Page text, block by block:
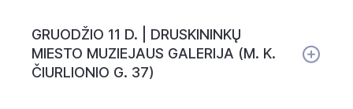
GRUODŽIO 11 D. | DRUSKININKŲ
MIESTO MUZIEJAUS GALERIJA (M. K.
ČIURLIONIO G. 37)